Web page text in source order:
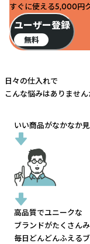
すぐに使える5,000円
ユーザー登録
無料
日々の仕入れで
こんな悩みはありません
いい商品がなかなか
高品質でユニークな
ブランドがたくさん
毎日どんどんふえる